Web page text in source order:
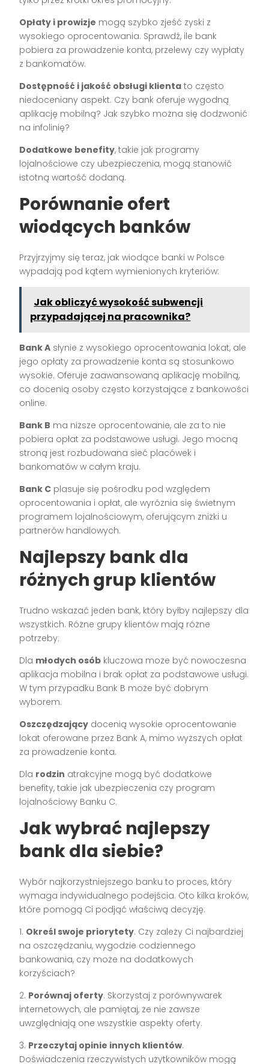
Opłaty i prowizje mogą szybko zjeść zyski z
wysokiego oprocentowania. Sprawdź, ile bank
pobiera za prowadzenie konta, przelewy czy wypłaty
z bankomatów.
Dostępność i jakość obsługi klienta to często
niedoceniany aspekt. Czy bank oferuje wygodną
aplikację mobilną? Jak szybko można się dodzwonić
na infolinię?
Dodatkowe benefity, takie jak programy
lojalnościowe czy ubezpieczenia, mogą stanowić
istotną wartość dodaną.
Porównanie ofert
wiodących banków
Przyjrzyjmy się teraz, jak wiodące banki w Polsce
wypadają pod kątem wymienionych kryteriów:
Jak obliczyć wysokość subwencji
przypadającej na pracownika?
Bank A słynie z wysokiego oprocentowania lokat, ale
jego opłaty za prowadzenie konta są stosunkowo
wysokie. Oferuje zaawansowaną aplikację mobilną,
co docenią osoby często korzystające z bankowości
online.
Bank B ma niższe oprocentowanie, ale za to nie
pobiera opłat za podstawowe usługi. Jego mocną
stroną jest rozbudowana sieć placówek i
bankomatów w całym kraju.
Bank C plasuje się pośrodku pod względem
oprocentowania i opłat, ale wyróżnia się świetnym
programem lojalnościowym, oferującym zniżki u
partnerów handlowych.
Najlepszy bank dla
różnych grup klientów
Trudno wskazać jeden bank, który byłby najlepszy dla
wszystkich. Różne grupy klientów mają różne
potrzeby:
Dla młodych osób kluczowa może być nowoczesna
aplikacja mobilna i brak opłat za podstawowe usługi.
W tym przypadku Bank B może być dobrym
wyborem.
Oszczędzający docenią wysokie oprocentowanie
lokat oferowane przez Bank A, mimo wyższych opłat
za prowadzenie konta.
Dla rodzin atrakcyjne mogą być dodatkowe
benefity, takie jak ubezpieczenia czy program
lojalnościowy Banku C.
Jak wybrać najlepszy
bank dla siebie?
Wybór najkorzystniejszego banku to proces, który
wymaga indywidualnego podejścia. Oto kilka kroków,
które pomogą Ci podjąć właściwą decyzję:
1. Określ swoje priorytety. Czy zależy Ci najbardziej
na oszczędzaniu, wygodzie codziennego
bankowania, czy może na dodatkowych
korzyściach?
2. Porównaj oferty. Skorzystaj z porównywarek
internetowych, ale pamiętaj, że nie zawsze
uwzględniają one wszystkie aspekty oferty.
3. Przeczytaj opinie innych klientów.
Doświadczenia rzeczywistych użytkowników mogą